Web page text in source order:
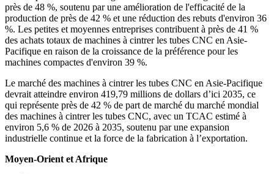
près de 48 %, soutenu par une amélioration de l'efficacité de la
production de près de 42 % et une réduction des rebuts d'environ 36
%. Les petites et moyennes entreprises contribuent à près de 41 %
des achats totaux de machines à cintrer les tubes CNC en Asie-
Pacifique en raison de la croissance de la préférence pour les
machines compactes d'environ 39 %.
Le marché des machines à cintrer les tubes CNC en Asie-Pacifique
devrait atteindre environ 419,79 millions de dollars d’ici 2035, ce
qui représente près de 42 % de part de marché du marché mondial
des machines à cintrer les tubes CNC, avec un TCAC estimé à
environ 5,6 % de 2026 à 2035, soutenu par une expansion
industrielle continue et la force de la fabrication à l’exportation.
Moyen-Orient et Afrique